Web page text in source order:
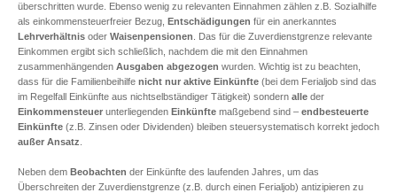
überschritten wurde. Ebenso wenig zu relevanten Einnahmen zählen z.B. Sozialhilfe
als einkommensteuerfreier Bezug, Entschädigungen für ein anerkanntes
Lehrverhältnis oder Waisenpensionen . Das für die Zuverdienstgrenze relevante
Einkommen ergibt sich schließlich, nachdem die mit den Einnahmen
zusammenhängenden Ausgaben abgezogen wurden. Wichtig ist zu beachten,
dass für die Familienbeihilfe nicht nur aktive Einkünfte (bei dem Ferialjob sind das
im Regelfall Einkünfte aus nichtselbständiger Tätigkeit) sondern alle der
Einkommensteuer unterliegenden Einkünfte maßgebend sind – endbesteuerte
Einkünfte (z.B. Zinsen oder Dividenden) bleiben steuersystematisch korrekt jedoch
außer Ansatz
Neben dem Beobachten der Einkünfte des laufenden Jahres, um das
Überschreiten der Zuverdienstgrenze (z.B. durch einen Ferialjob) antizipieren zu